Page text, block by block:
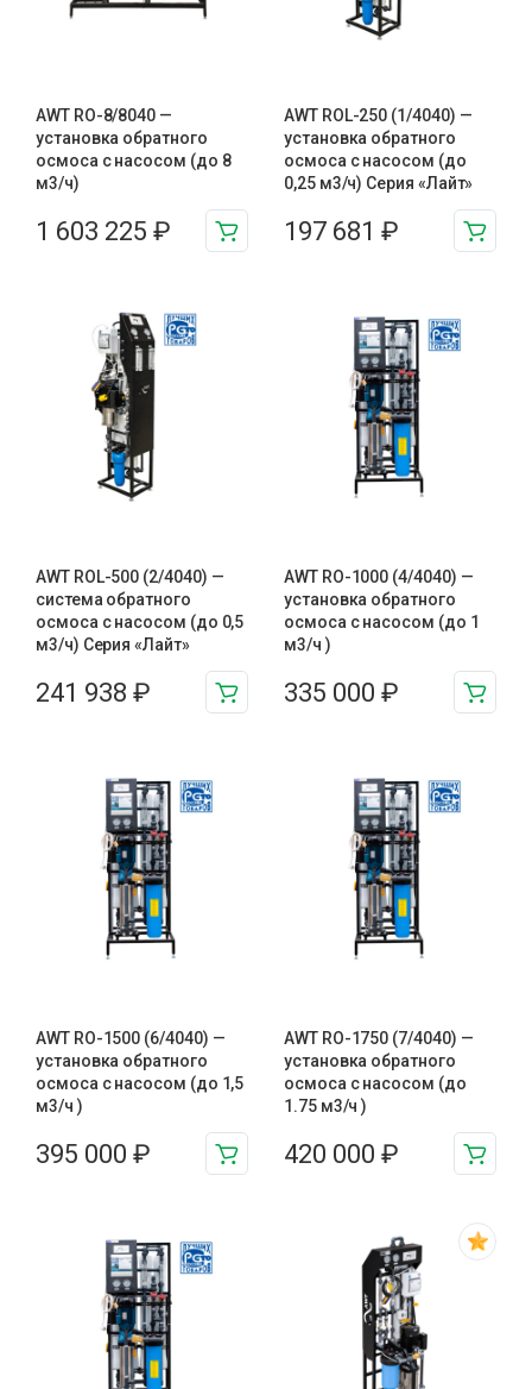
AWT RO-8/8040 —
установка обратного
осмоса с насосом (до 8
м3/ч)
1 603 225 ₽
AWT ROL-250 (1/4040) —
установка обратного
осмоса с насосом (до
0,25 м3/ч) Серия «Лайт»
197 681 ₽
AWT ROL-500 (2/4040) —
система обратного
осмоса с насосом (до 0,5
м3/ч) Серия «Лайт»
241 938 ₽
AWT RO-1000 (4/4040) —
установка обратного
осмоса с насосом (до 1
м3/ч )
335 000 ₽
AWT RO-1500 (6/4040) —
установка обратного
осмоса с насосом (до 1,5
м3/ч )
395 000 ₽
AWT RO-1750 (7/4040) —
установка обратного
осмоса с насосом (до
1.75 м3/ч )
420 000 ₽